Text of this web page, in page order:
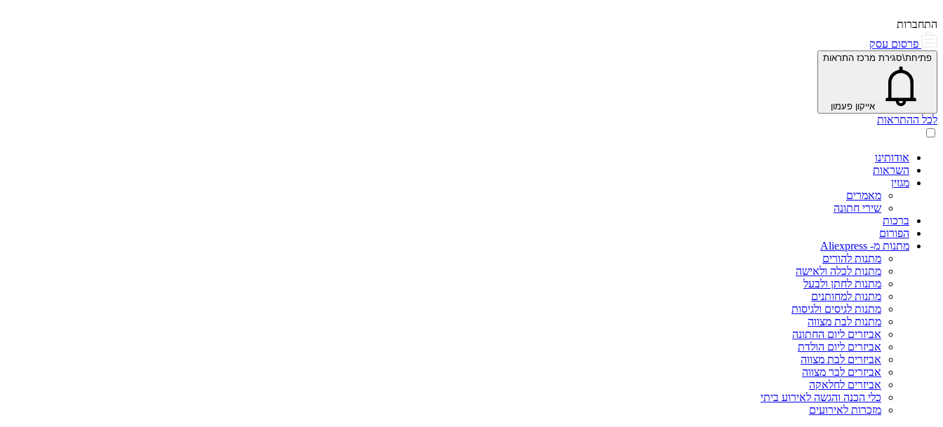
התחברות
פרסום עסק
פתיחת\סגירת מרכז התראות
אייקון פעמון
לכל ההתראות
אודותינו
השראות
מגזין
מאמרים
שירי חתונה
ברכות
הפורום
מתנות מ- Aliexpress
מתנות להורים
מתנות לכלה ולאישה
מתנות לחתן ולבעל
מתנות למחותנים
מתנות לגיסים ולגיסות
מתנות לבת מצווה
אביזרים ליום החתונה
אביזרים ליום הולדת
אביזרים לבת מצווה
אביזרים לבר מצווה
אביזרים לחלאקה
כלי הכנה והגשה לאירוע ביתי
מזכרות לאירועים